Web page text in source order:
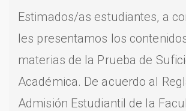
Estimados/as estudiantes, a
les presentamos los
materias de la Prueba de
Académica. De acuerdo al
Admisión Estudiantil de la